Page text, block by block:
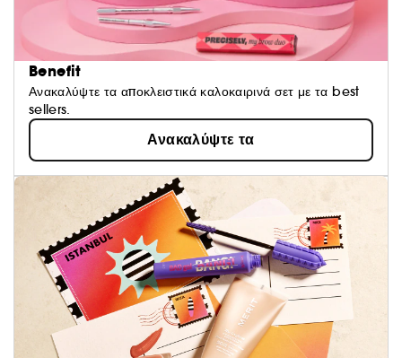
Benefit
Ανακαλύψτε τα αποκλειστικά καλοκαιρινά σετ με τα best
sellers.
Ανακαλύψτε τα